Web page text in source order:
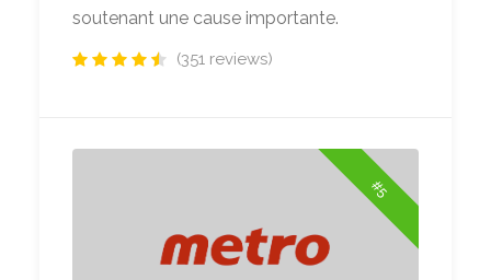
soutenant une cause importante.
(351 reviews)
#5